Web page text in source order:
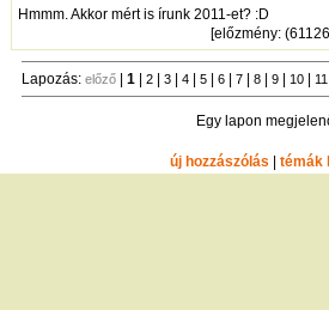
Hmmm. Akkor mért is írunk 2011-et? :D
[előzmény:
Lapozás:előző |1 2 3 4 5 6 7 8 9 10 11
Egy lapon
új hozzászólás témák